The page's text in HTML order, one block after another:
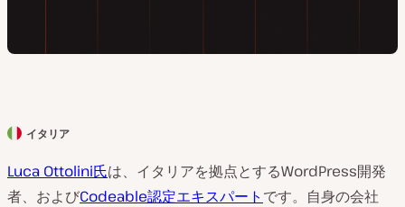
ク
ラ
イ
イタリア
Luca Ottolini氏は、イタリアを拠点とするWordPress開発
者、およびCodeable認定エキスパート です。自身の会社